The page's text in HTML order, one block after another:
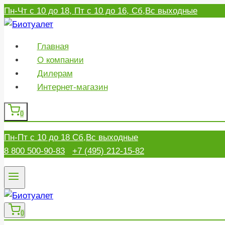
Перейти
к
Пн-Чт с 10 до 18, Пт с 10 до 16, Сб,Вс выходные
Главная
О компании
Дилерам
Интернет-магазин
0
Пн-Пт с 10 до 18 Сб,Вс выходные
8 800 500-90-83
+7 (495) 212-15-82
0